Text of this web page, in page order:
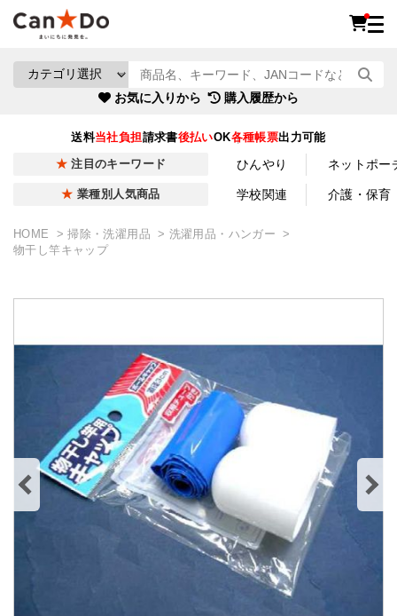
お気に入りから 購入履歴から
送料当社負担請求書後払いOK各種帳票出力可能
注目のキーワード ひんやり ネットポー
業種別人気商品 学校関連 介護・保育
HOME 掃除・洗濯用品
洗濯用品・ハンガー
物干し竿キャップ